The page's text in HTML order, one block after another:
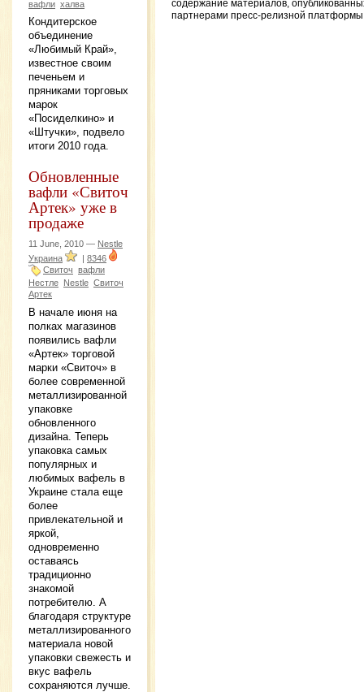
вафли халва
Кондитерское
объединение
«Любимый Край»,
известное своим
печеньем и
пряниками торговых
марок
«Посиделкино» и
«Штучки», подвело
итоги 2010 года.
Обновленные
вафли «Свиточ
Артек» уже в
продаже
11 June, 2010 — Nestle
Украина
| 8346
Свиточ вафли
Нестле Nestle Свиточ
Артек
В начале июня на
полках магазинов
появились вафли
«Артек» торговой
марки «Свиточ» в
более современной
металлизированной
упаковке
обновленного
дизайна. Теперь
упаковка самых
популярных и
любимых вафель в
Украине стала еще
более
привлекательной и
яркой,
одновременно
оставаясь
традиционно
знакомой
потребителю. А
благодаря структуре
металлизированного
материала новой
упаковки свежесть и
вкус вафель
сохраняются лучше.
содержание материалов,
партнерами пресс-релизной